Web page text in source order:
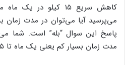
کاهش سریع ۱۵ کیلو در
می‌پرسید آیا می‌توان در مدت زمان
پاسخ این سوال “بله” است. شما
مدت زمان بسیار کم یعنی یک ماه تا ۱۵ کیلوگرم وزن کم کنید.